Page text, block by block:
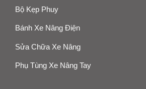
Bộ Kẹp Phuy
Bánh Xe Nâng Điện
Sửa Chữa Xe Nâng
Phụ Tùng Xe Nâng Tay